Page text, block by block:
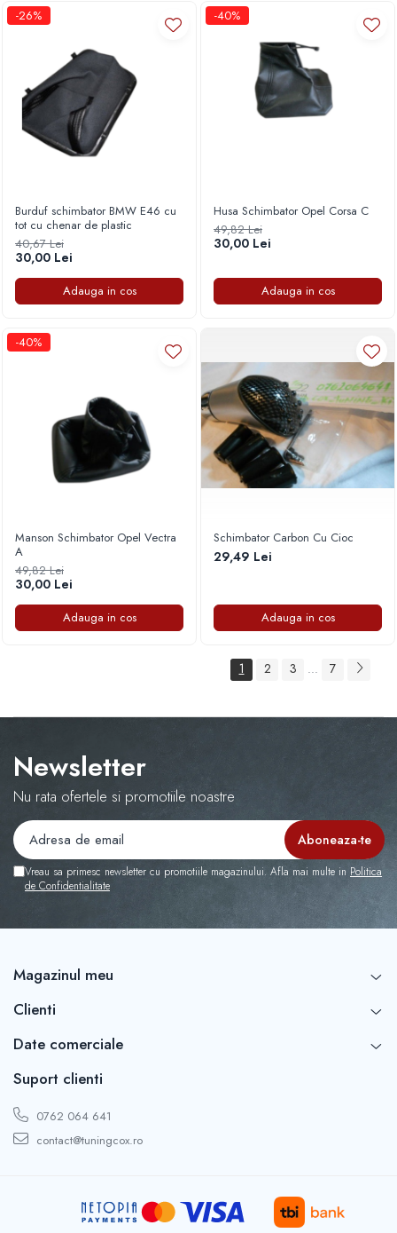
-26%
Burduf schimbator BMW E46 cu
tot cu chenar de plastic
40,67 Lei
30,00 Lei
Adauga in cos
-40%
Husa Schimbator Opel Corsa C
49,82 Lei
30,00 Lei
Adauga in cos
-40%
Manson Schimbator Opel Vectra
A
49,82 Lei
30,00 Lei
Adauga in cos
Schimbator Carbon Cu Cioc
29,49 Lei
Adauga in cos
1 2 3 ... 7
Newsletter
Nu rata ofertele si promotiile noastre
Vreau sa primesc newsletter cu promotiile magazinului. Afla mai multe in Politica
de Confidentialitate
Magazinul meu
Clienti
Date comerciale
Suport clienti
0762 064 641
contact@tuningcox.ro